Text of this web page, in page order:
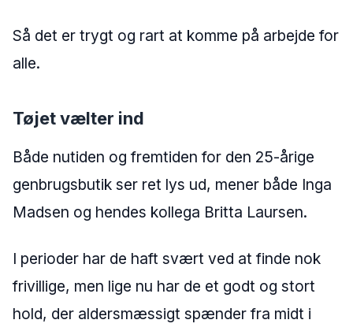
Så det er trygt og rart at komme på arbejde for
alle.
Tøjet vælter ind
Både nutiden og fremtiden for den 25-årige
genbrugsbutik ser ret lys ud, mener både Inga
Madsen og hendes kollega Britta Laursen.
I perioder har de haft svært ved at finde nok
frivillige, men lige nu har de et godt og stort
hold, der aldersmæssigt spænder fra midt i